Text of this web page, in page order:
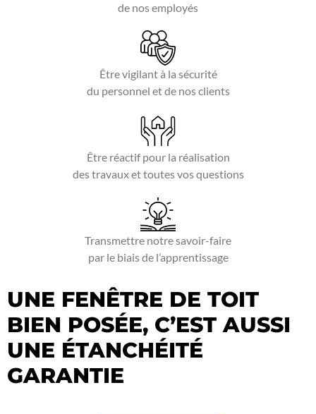
de nos employés
Être vigilant à la sécurité
du personnel et de nos clients
Être réactif pour la réalisation
des travaux et toutes vos questions
Transmettre notre savoir-faire
par le biais de l’apprentissage
UNE FENÊTRE DE TOIT
BIEN POSÉE, C’EST AUSSI
UNE ÉTANCHÉITÉ
GARANTIE